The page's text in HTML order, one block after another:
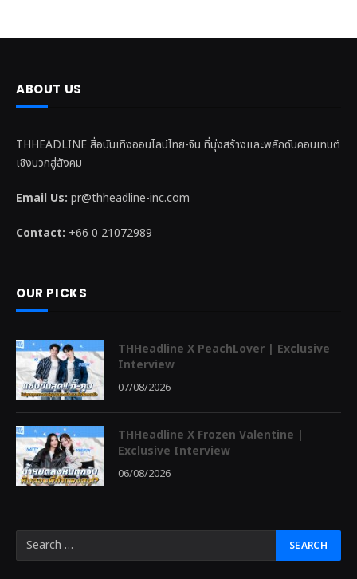
ABOUT US
THHEADLINE สื่อบันเทิงออนไลน์ไทย-จีน ที่มุ่งสร้างและพลักดันคอนเทนต์
เชิงบวกสู่สังคม
Email Us: pr@thheadline-inc.com
Contact: +66 0 21072989
OUR PICKS
THHeadline X PeachLover | Exclusive
Interview
07/08/2026
THHeadline X Frozen Valentine |
Exclusive Interview
06/08/2026